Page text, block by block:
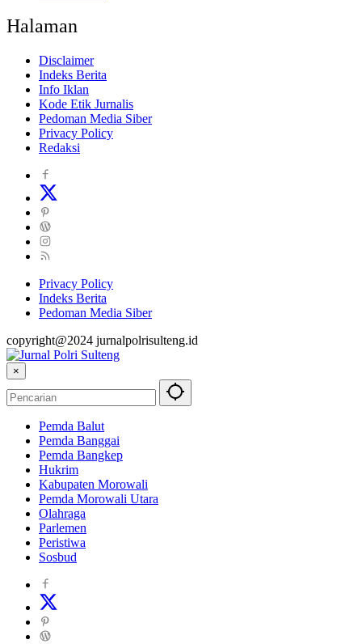
Halaman
Disclaimer
Indeks Berita
Info Iklan
Kode Etik Jurnalis
Pedoman Media Siber
Privacy Policy
Redaksi
Privacy Policy
Indeks Berita
Pedoman Media Siber
copyright@2024 jurnalpolrisulteng.id
×
Pemda Balut
Pemda Banggai
Pemda Bangkep
Hukrim
Kabupaten Morowali
Pemda Morowali Utara
Olahraga
Parlemen
Peristiwa
Sosbud